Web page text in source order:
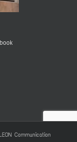
Communication